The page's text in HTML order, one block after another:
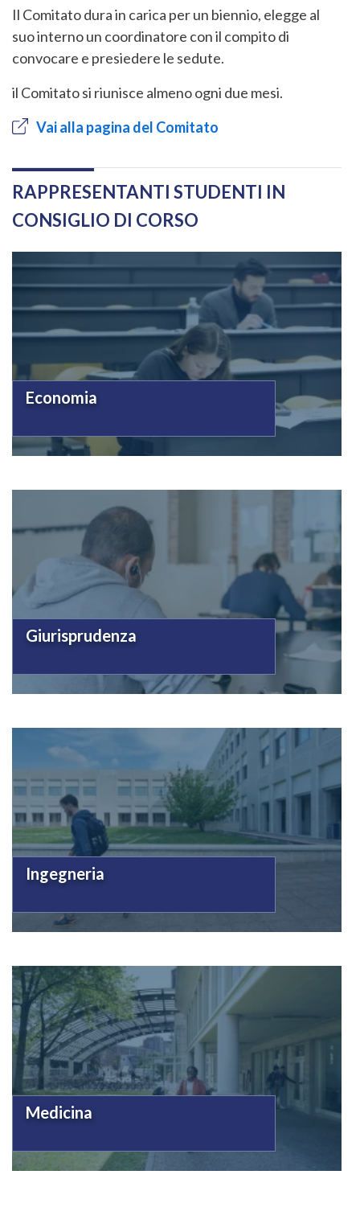
Il Comitato dura in carica per un biennio, elegge al
suo interno un coordinatore con il compito di
convocare e presiedere le sedute.
il Comitato si riunisce almeno ogni due mesi.
Vai alla pagina del Comitato
RAPPRESENTANTI STUDENTI IN
CONSIGLIO DI CORSO
Economia
Giurisprudenza
Ingegneria
Medicina